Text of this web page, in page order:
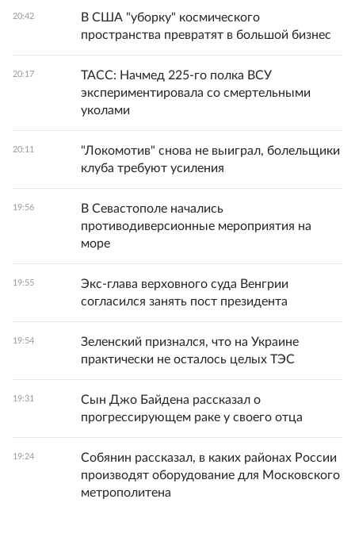
20:42
В США "уборку" космического
пространства превратят в большой бизнес
20:17
ТАСС: Начмед 225-го полка ВСУ
экспериментировала со смертельными
уколами
20:11
"Локомотив" снова не выиграл, болельщики
клуба требуют усиления
19:56
В Севастополе начались
противодиверсионные мероприятия на
море
19:55
Экс-глава верховного суда Венгрии
согласился занять пост президента
19:54
Зеленский признался, что на Украине
практически не осталось целых ТЭС
19:31
Сын Джо Байдена рассказал о
прогрессирующем раке у своего отца
19:24
Собянин рассказал, в каких районах России
производят оборудование для Московского
метрополитена